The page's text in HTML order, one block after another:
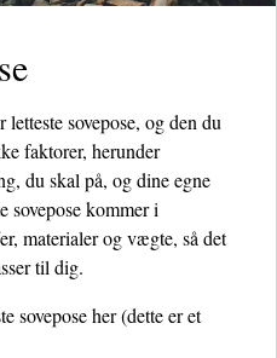
sovepose, og den du
faktorer, herunder
du skal på, og dine egne
sovepose kommer i
materialer og vægte, så det
til dig.
sovepose her(dette er et